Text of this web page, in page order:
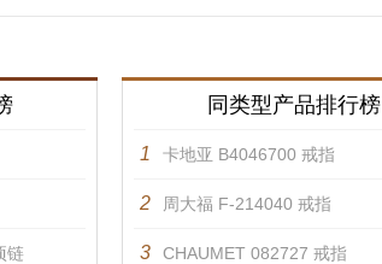
链
同类型产品排行榜
1 卡地亚 B4046700 戒指
2 周大福 F-214040 戒指
3 CHAUMET 082727 戒指